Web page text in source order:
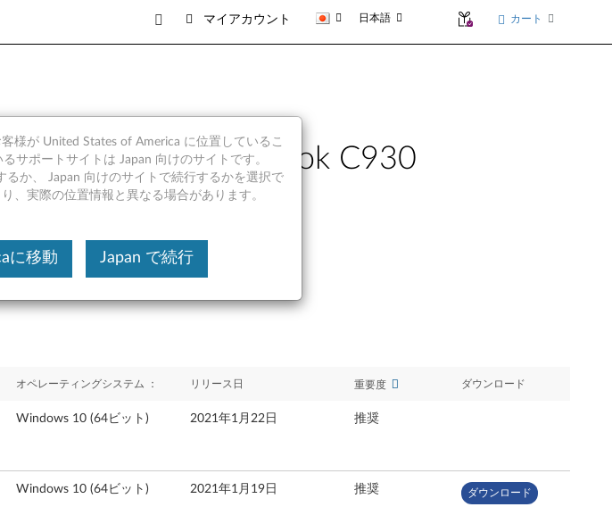
マイアカウント 日本語 カート
(64bit) - Yoga Book C930
オペレーティングシステム ： リリース日 重要度 ダウンロード
Windows 10 (64ビット) 2021年1月22日 推奨
Windows 10 (64ビット) 2021年1月19日 推奨 ダウンロード
様が United States of America に位置しているこ
サポートサイトは Japan 向けのサイトです。
か、 Japan 向けのサイトで続行するかを選択で
、実際の位置情報と異なる場合があります。
に移動 Japan で続行